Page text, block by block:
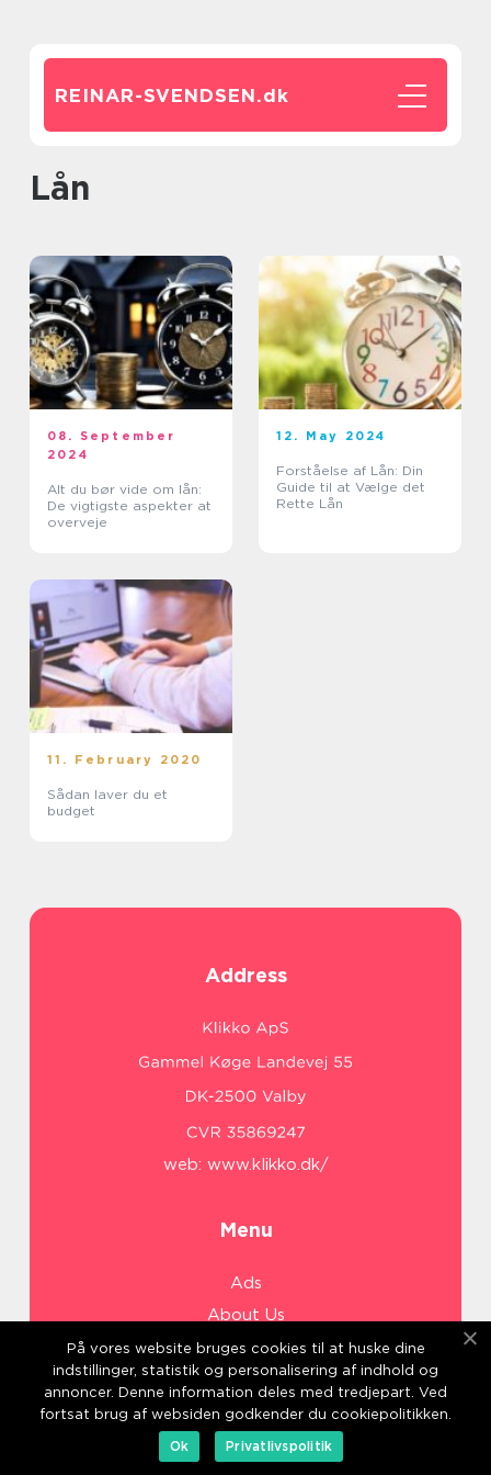
REINAR-SVENDSEN.dk
lån
08. September
2024
Alt du bør vide om lån:
De vigtigste aspekter at
overveje
12. May 2024
Forståelse af Lån: Din
Guide til at Vælge det
Rette Lån
11. February 2020
Sådan laver du et
budget
Address
web: www.klikko.dk/
Menu
Ads
About Us
Cookies
Contact
Sitemap
På vores website bruges cookies til at huske dine
indstillinger, statistik og personalisering af indhold og
annoncer. Denne information deles med tredjepart. Ved
fortsat brug af websiden godkender du cookiepolitikken.
Ok
Privatlivspolitik